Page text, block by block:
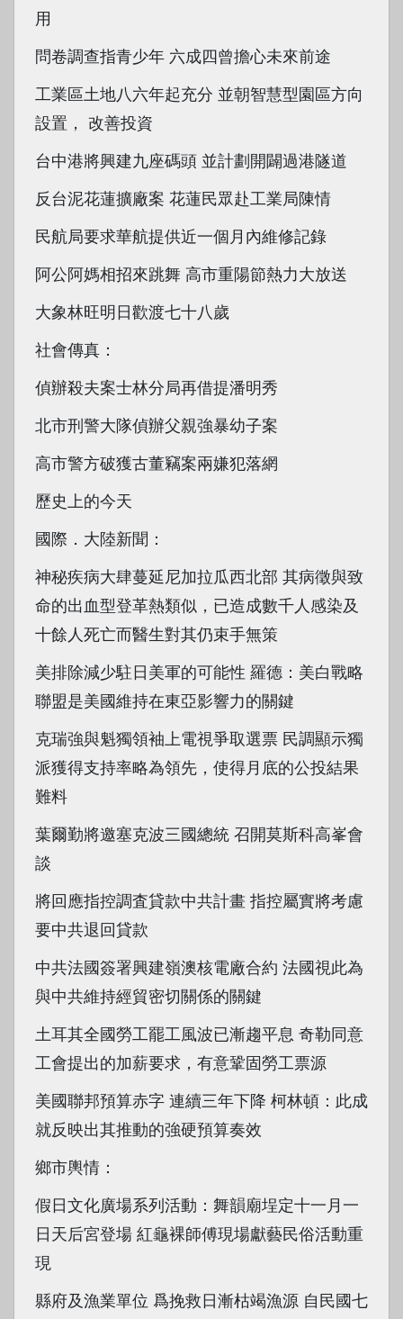
用
問卷調查指青少年 六成四曾擔心未來前途
工業區土地八六年起充分 並朝智慧型園區方向
設置， 改善投資
台中港將興建九座碼頭 並計劃開闢過港隧道
反台泥花蓮擴廠案 花蓮民眾赴工業局陳情
民航局要求華航提供近一個月內維修記錄
阿公阿媽相招來跳舞 高市重陽節熱力大放送
大象林旺明日歡渡七十八歲
社會傳真：
偵辦殺夫案士林分局再借提潘明秀
北市刑警大隊偵辦父親強暴幼子案
高市警方破獲古董竊案兩嫌犯落網
歷史上的今天
國際．大陸新聞：
神秘疾病大肆蔓延尼加拉瓜西北部 其病徵與致
命的出血型登革熱類似，已造成數千人感染及
十餘人死亡而醫生對其仍束手無策
美排除減少駐日美軍的可能性 羅德：美白戰略
聯盟是美國維持在東亞影響力的關鍵
克瑞強與魁獨領袖上電視爭取選票 民調顯示獨
派獲得支持率略為領先，使得月底的公投結果
難料
葉爾勤將邀塞克波三國總統 召開莫斯科高峯會
談
將回應指控調査貸款中共計畫 指控屬實將考慮
要中共退回貸款
中共法國簽署興建嶺澳核電廠合約 法國視此為
與中共維持經貿密切關係的關鍵
土耳其全國勞工罷工風波已漸趨平息 奇勒同意
工會提出的加薪要求，有意鞏固勞工票源
美國聯邦預算赤字 連續三年下降 柯林頓：此成
就反映出其推動的強硬預算奏效
鄉市輿情：
假日文化廣場系列活動：舞韻廟埕定十一月一
日天后宮登場 紅龜裸師傅現場獻藝民俗活動重
現
縣府及漁業單位 爲挽救日漸枯竭漁源 自民國七